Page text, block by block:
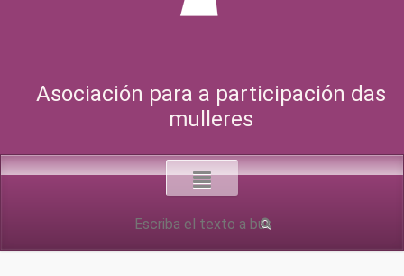
Asociación para a participación das
mulleres